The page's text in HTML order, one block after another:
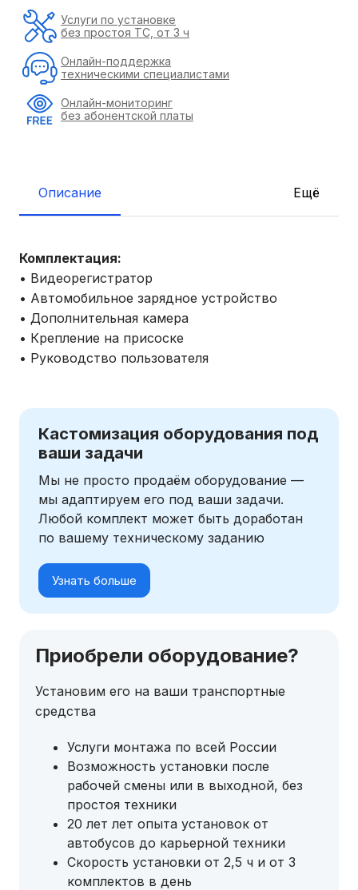
Описание Ещё
Комплектация:
• Видеорегистратор
• Автомобильное зарядное устройство
• Дополнительная камера
• Крепление на присоске
• Руководство пользователя
Кастомизация оборудования под
ваши задачи
Мы не просто продаём оборудование —
мы адаптируем его под ваши задачи.
Любой комплект может быть доработан
по вашему техническому заданию
Узнать больше
Приобрели оборудование?
Установим его на ваши транспортные
средства
Услуги монтажа по всей России
Возможность установки после
рабочей смены или в выходной, без
простоя техники
20 лет лет опыта установок от
автобусов до карьерной техники
Скорость установки от 2,5 ч и от 3
комплектов в день
Услуги по установке
без простоя ТС, от 3 ч
Онлайн-поддержка
техническими специалистами
Онлайн-мониторинг
без абонентской платы